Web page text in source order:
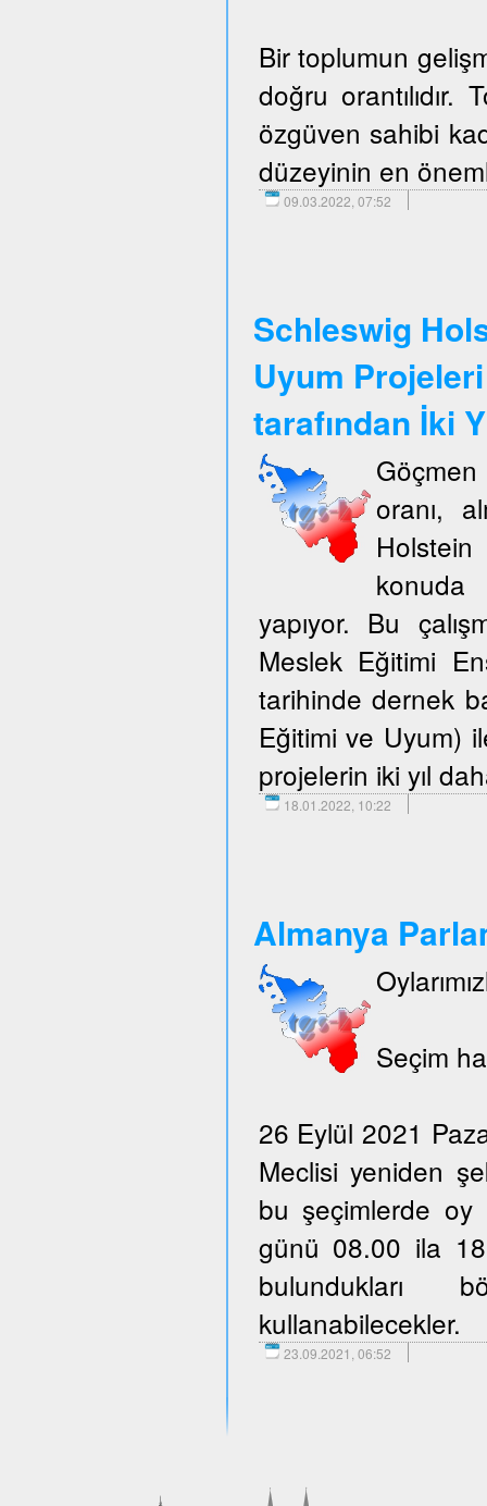
Bir toplumun
doğru
özgüven sahibi
düzeyinin en
09.03.2022, 07:52
Schleswig
Uyum
tarafından İki
oranı,
konuda
yapıyor. Bu
Meslek Eğitimi
tarihinde dernek
Eğitimi ve Uyum)
projelerin iki yıl
18.01.2022, 10:22
Almanya
Seçim
26 Eylül 2021
Meclisi yeniden
bu şeçimlerde oy
günü 08.00 ila
bulundukları
kullanabilecekler.
23.09.2021, 06:52